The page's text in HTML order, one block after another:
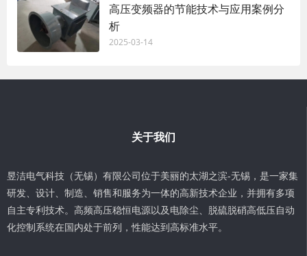
高压变频器的节能技术与应用案例分
析
2025-03-14
关于我们
昱洁电气科技（无锡）有限公司位于美丽的太湖之滨-无锡，是一家集
研发、设计、制造、销售和服务为一体的高新技术企业，并拥有多项
自主专利技术。高频高压稳恒电源以及电除尘、脱硫脱硝高低压自动
化控制系统在国内处于前列，性能达到高标准水平。